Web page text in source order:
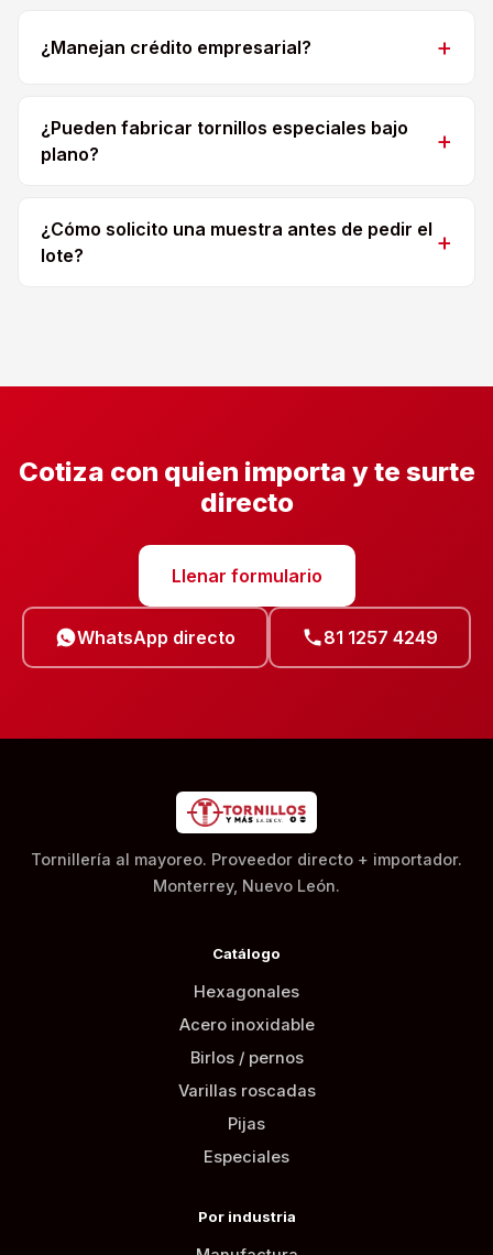
¿Manejan crédito empresarial?
¿Pueden fabricar tornillos especiales bajo
plano?
¿Cómo solicito una muestra antes de pedir el
lote?
Cotiza con quien importa y te surte
directo
Llenar formulario
WhatsApp directo 81 1257 4249
Tornillería al mayoreo. Proveedor directo + importador.
Monterrey, Nuevo León.
Catálogo
Hexagonales
Acero inoxidable
Birlos / pernos
Varillas roscadas
Pijas
Especiales
Por industria